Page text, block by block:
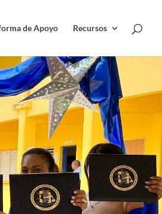
de Apoyo Recursos